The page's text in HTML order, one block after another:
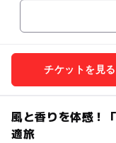
チケットを見る
風と香りを体感！
適旅